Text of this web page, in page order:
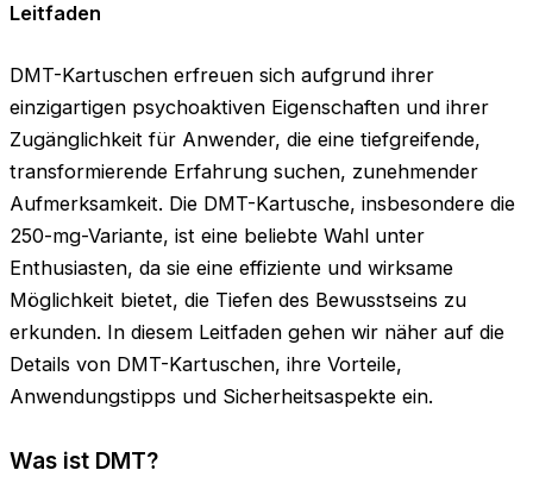
Leitfaden
DMT-Kartuschen erfreuen sich aufgrund ihrer
einzigartigen psychoaktiven Eigenschaften und ihrer
Zugänglichkeit für Anwender, die eine tiefgreifende,
transformierende Erfahrung suchen, zunehmender
Aufmerksamkeit. Die DMT-Kartusche, insbesondere die
250-mg-Variante, ist eine beliebte Wahl unter
Enthusiasten, da sie eine effiziente und wirksame
Möglichkeit bietet, die Tiefen des Bewusstseins zu
erkunden. In diesem Leitfaden gehen wir näher auf die
Details von DMT-Kartuschen, ihre Vorteile,
Anwendungstipps und Sicherheitsaspekte ein.
Was ist DMT?